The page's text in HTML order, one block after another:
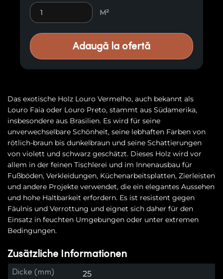
Exotisches Holz Louro Vermelho Gamel EP5 quantity
M²
Adaugă la ofertă
Das exotische Holz Louro Vermelho, auch bekannt als
Louro Faia oder Louro Preto, stammt aus Südamerika,
insbesondere aus Brasilien. Es wird für seine
unverwechselbare Schönheit, seine lebhaften Farben von
rötlich-braun bis dunkelbraun und seine Schattierungen
von violett und schwarz geschätzt. Dieses Holz wird vor
allem in der feinen Tischlerei und im Innenausbau für
Fußböden, Verkleidungen, Küchenarbeitsplatten, Zierleisten
und andere Projekte verwendet, die ein elegantes Aussehen
und hohe Haltbarkeit erfordern. Es ist resistent gegen
Fäulnis und Verrottung und eignet sich daher für den
Einsatz in feuchten Umgebungen oder unter extremen
Bedingungen.
Zusätzliche Informationen
Dicke (mm) 25